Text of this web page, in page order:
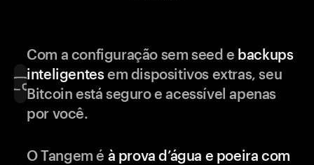
Com a configuração sem seed e backups
inteligentesem dispositivos extras, seu
Bitcoin está seguro e acessível apenas
por você.
O Tangem é à prova d’água e poeira com